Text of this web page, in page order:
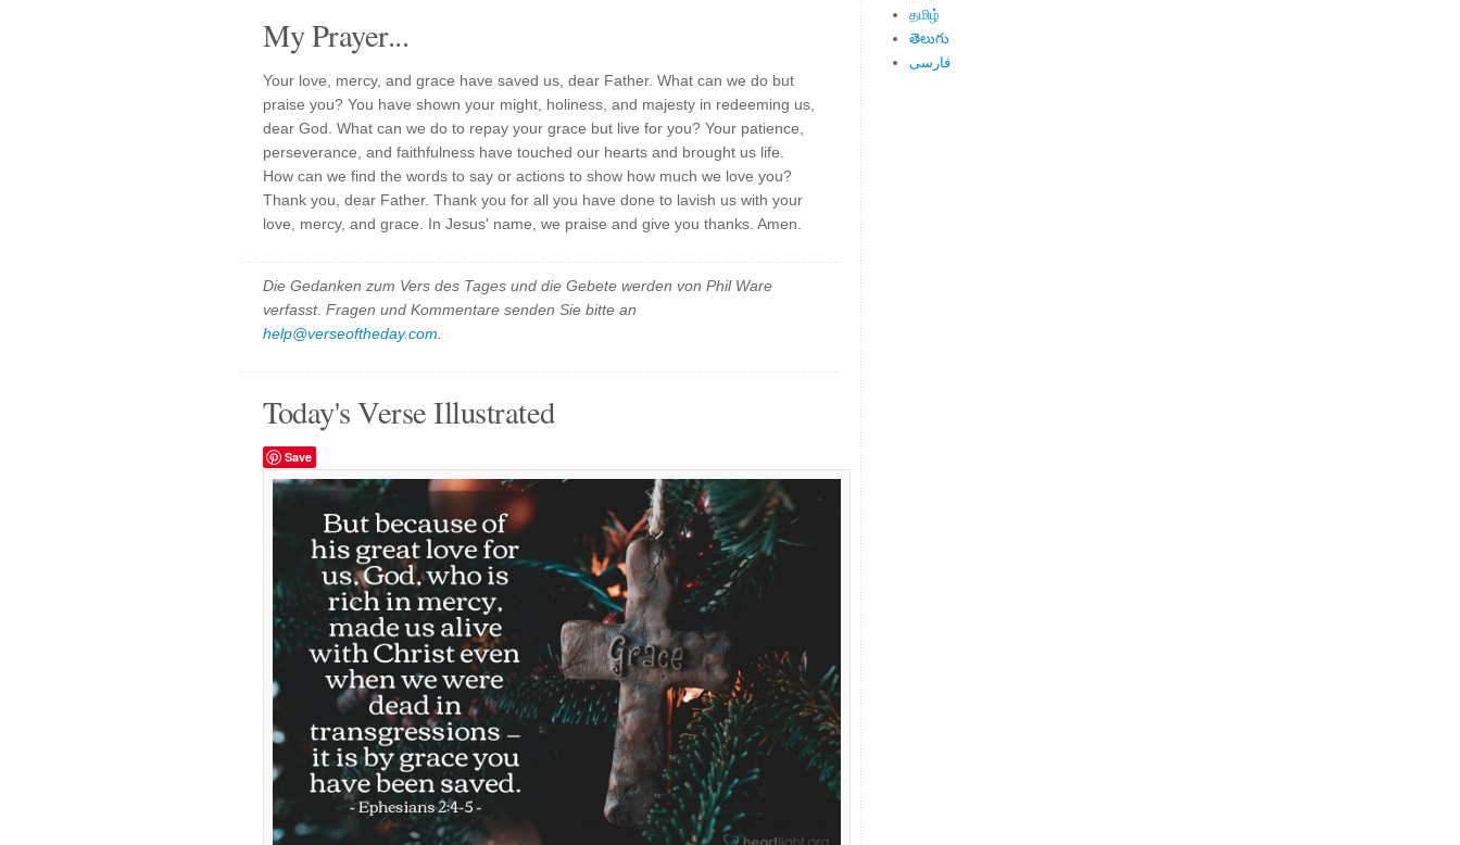
My Prayer...
Your love, mercy, and grace have saved us, dear Father. What can we do but
praise you? You have shown your might, holiness, and majesty in redeeming us,
dear God. What can we do to repay your grace but live for you? Your patience,
perseverance, and faithfulness have touched our hearts and brought us life.
How can we find the words to say or actions to show how much we love you?
Thank you, dear Father. Thank you for all you have done to lavish us with your
love, mercy, and grace. In Jesus' name, we praise and give you thanks. Amen.
Die Gedanken zum Vers des Tages und die Gebete werden von Phil Ware
verfasst. Fragen und Kommentare senden Sie bitte an
help@verseoftheday.com
Today's Verse Illustrated
Save
தமிழ்
తెలుగు
فارسی